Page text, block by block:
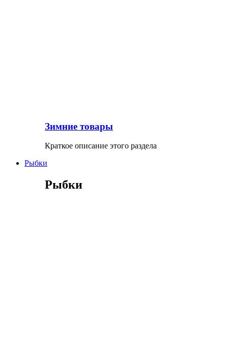
Зимние товары
Краткое описание этого раздела
Рыбки
Рыбки